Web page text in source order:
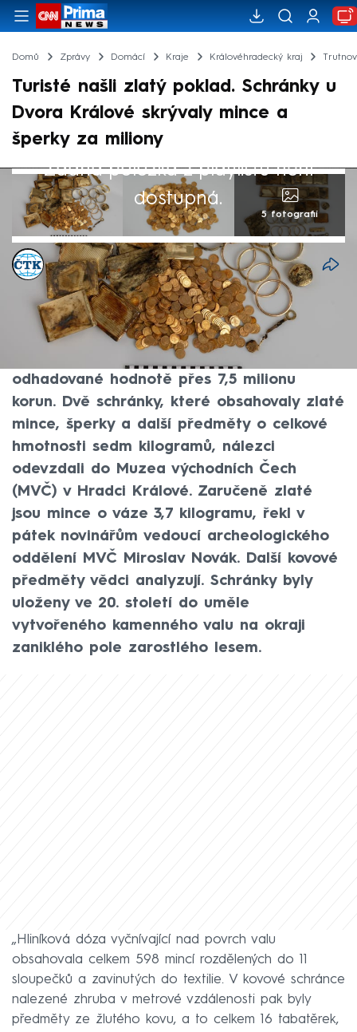
Domů Zprávy Domácí Kraje Královéhradecký kraj Trutnov
Turisté našli zlatý poklad. Schránky u
Dvora Králové skrývaly mince a
šperky za miliony
Žádná položka z playlistu není
dostupná.
5 fotografií
ČTK
25. dub 2025, 14:20
Dva turisté na jihozápadním úbočí vrchu
Zvičina u Dvora Králové nad Labem v
únoru objevili novověký poklad v
odhadované hodnotě přes 7,5 milionu
korun. Dvě schránky, které obsahovaly zlaté
mince, šperky a další předměty o celkové
hmotnosti sedm kilogramů, nálezci
odevzdali do Muzea východních Čech
(MVČ) v Hradci Králové. Zaručeně zlaté
jsou mince o váze 3,7 kilogramu, řekl v
pátek novinářům vedoucí archeologického
oddělení MVČ Miroslav Novák. Další kovové
předměty vědci analyzují. Schránky byly
uloženy ve 20. století do uměle
vytvořeného kamenného valu na okraji
zaniklého pole zarostlého lesem.
„Hliníková dóza vyčnívající nad povrch valu
obsahovala celkem 598 mincí rozdělených do 11
sloupečků a zavinutých do textilie. V kovové schránce
nalezené zhruba v metrové vzdálenosti pak byly
předměty ze žlutého kovu, a to celkem 16 tabatěrek,